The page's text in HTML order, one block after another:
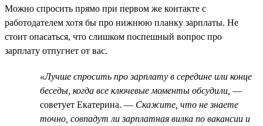
Можно спросить прямо при первом же контакте с
работодателем хотя бы про нижнюю планку зарплаты. Не
стоит опасаться, что слишком поспешный вопрос про
зарплату отпугнет от вас.
«Лучше спросить про зарплату в середине или конце
беседы, когда все ключевые моменты обсудили, —
советует Екатерина. — Скажите, что не знаете
точно, совпадут ли зарплатная вилка по вакансии и